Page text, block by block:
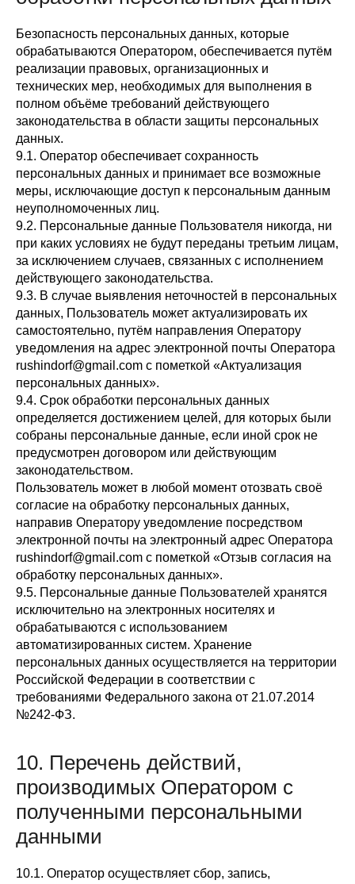
Безопасность персональных данных, которые
обрабатываются Оператором, обеспечивается путём
реализации правовых, организационных и
технических мер, необходимых для выполнения в
полном объёме требований действующего
законодательства в области защиты персональных
данных.
9.1. Оператор обеспечивает сохранность
персональных данных и принимает все возможные
меры, исключающие доступ к персональным данным
неуполномоченных лиц.
9.2. Персональные данные Пользователя никогда, ни
при каких условиях не будут переданы третьим лицам,
за исключением случаев, связанных с исполнением
действующего законодательства.
9.3. В случае выявления неточностей в персональных
данных, Пользователь может актуализировать их
самостоятельно, путём направления Оператору
уведомления на адрес электронной почты Оператора
rushindorf@gmail.com с пометкой «Актуализация
персональных данных».
9.4. Срок обработки персональных данных
определяется достижением целей, для которых были
собраны персональные данные, если иной срок не
предусмотрен договором или действующим
законодательством.
Пользователь может в любой момент отозвать своё
согласие на обработку персональных данных,
направив Оператору уведомление посредством
электронной почты на электронный адрес Оператора
rushindorf@gmail.com с пометкой «Отзыв согласия на
обработку персональных данных».
9.5. Персональные данные Пользователей хранятся
исключительно на электронных носителях и
обрабатываются с использованием
автоматизированных систем. Хранение
персональных данных осуществляется на территории
Российской Федерации в соответствии с
требованиями Федерального закона от 21.07.2014
№242-ФЗ.
10. Перечень действий,
производимых Оператором с
полученными персональными
данными
10.1. Оператор осуществляет сбор, запись,